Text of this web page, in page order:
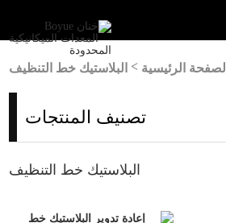
الصفحة الرئيسية > البلاستيك خط التنظيف
تصنيف المنتجات
البلاستيك خط التنظيف